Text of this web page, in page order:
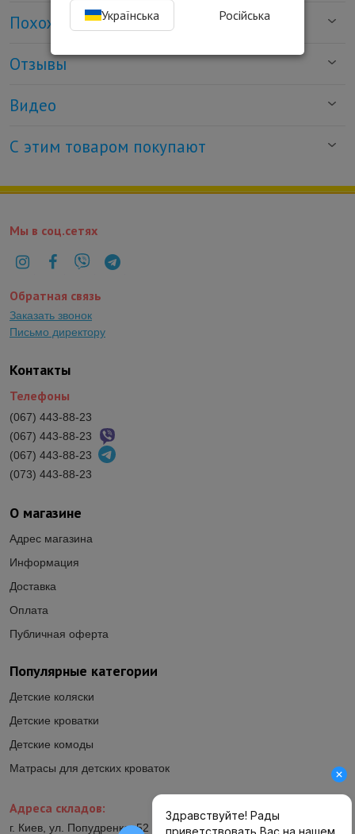
Похожие товары
Отзывы
Видео
С этим товаром покупают
Популярные категории
Детские коляски
Детские кроватки
Детские комоды
Матрасы для детских кроваток
О магазине
Адрес магазина
Информация
Доставка
Оплата
Публичная оферта
Контакты
Телефоны
(067) 443-88-23
(067) 443-88-23
(067) 443-88-23
(073) 443-88-23
Адреса складов:
г. Киев, ул. Попудренко, 52 (ул.Гетьмана Павла Полуботка, 52)
Мы в соц.сетях
Обратная связь
Заказать звонок
Письмо директору
Українська
Російська